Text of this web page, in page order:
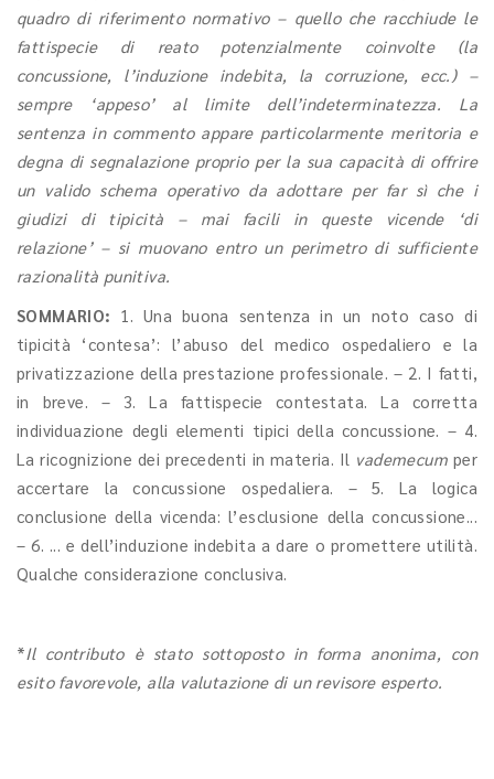
quadro di riferimento normativo – quello che racchiude le
fattispecie di reato potenzialmente coinvolte (la
concussione, l’induzione indebita, la corruzione, ecc.) –
sempre ‘appeso’ al limite dell’indeterminatezza. La
sentenza in commento appare particolarmente meritoria e
degna di segnalazione proprio per la sua capacità di offrire
un valido schema operativo da adottare per far sì che i
giudizi di tipicità – mai facili in queste vicende ‘di
relazione’ – si muovano entro un perimetro di sufficiente
razionalità punitiva.
SOMMARIO: 1. Una buona sentenza in un noto caso di
tipicità ‘contesa’: l’abuso del medico ospedaliero e la
privatizzazione della prestazione professionale. – 2. I fatti,
in breve. – 3. La fattispecie contestata. La corretta
individuazione degli elementi tipici della concussione. – 4.
La ricognizione dei precedenti in materia. Il vademecum per
accertare la concussione ospedaliera. – 5. La logica
conclusione della vicenda: l’esclusione della concussione...
– 6. ... e dell’induzione indebita a dare o promettere utilità.
Qualche considerazione conclusiva.
*Il contributo è stato sottoposto in forma anonima, con
esito favorevole, alla valutazione di un revisore esperto.